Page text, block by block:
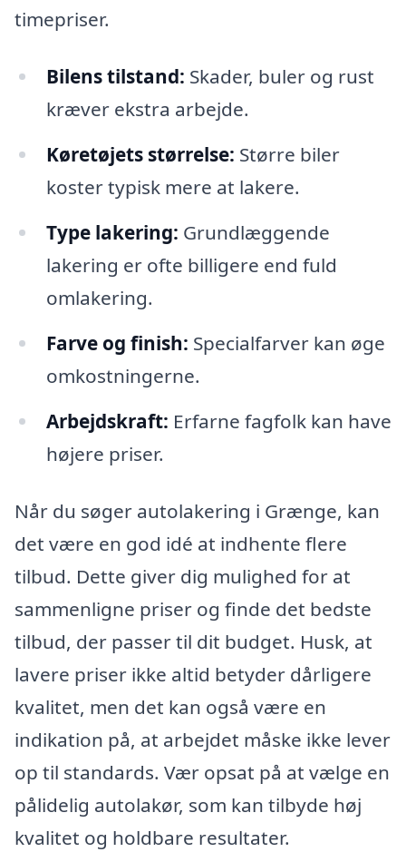
timepriser.
Bilens tilstand: Skader, buler og rust
kræver ekstra arbejde.
Køretøjets størrelse: Større biler
koster typisk mere at lakere.
Type lakering: Grundlæggende
lakering er ofte billigere end fuld
omlakering.
Farve og finish: Specialfarver kan øge
omkostningerne.
Arbejdskraft: Erfarne fagfolk kan have
højere priser.
Når du søger autolakering i Grænge, kan
det være en god idé at indhente flere
tilbud. Dette giver dig mulighed for at
sammenligne priser og finde det bedste
tilbud, der passer til dit budget. Husk, at
lavere priser ikke altid betyder dårligere
kvalitet, men det kan også være en
indikation på, at arbejdet måske ikke lever
op til standards. Vær opsat på at vælge en
pålidelig autolakør, som kan tilbyde høj
kvalitet og holdbare resultater.